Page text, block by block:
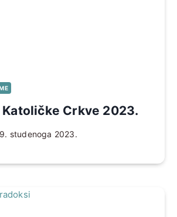
Crkve 2023.
studenoga 2023.